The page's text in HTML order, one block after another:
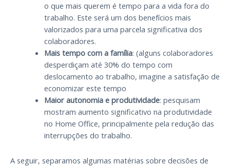
o que mais querem é tempo para a vida fora do
trabalho. Este será um dos benefícios mais
valorizados para uma parcela significativa dos
colaboradores.
Mais tempo com a família: (alguns colaboradores
desperdiçam até 30% do tempo com
deslocamento ao trabalho, imagine a satisfação de
economizar este tempo
Maior autonomia e produtividade: pesquisam
mostram aumento significativo na produtividade
no Home Office, principalmente pela redução das
interrupções do trabalho.
A seguir, separamos algumas matérias sobre decisões de